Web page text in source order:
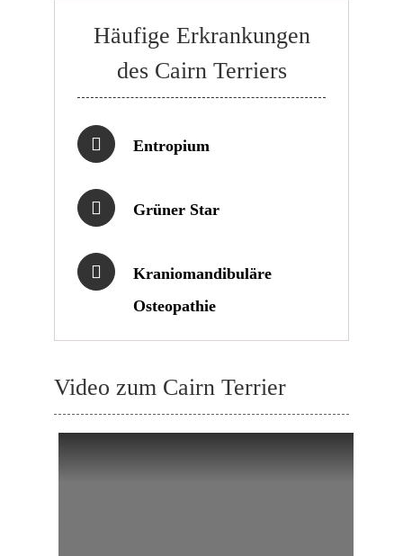
Häufige Erkrankungen
des Cairn Terriers
Entropium
Grüner Star
Kraniomandibuläre
Osteopathie
Video zum Cairn Terrier